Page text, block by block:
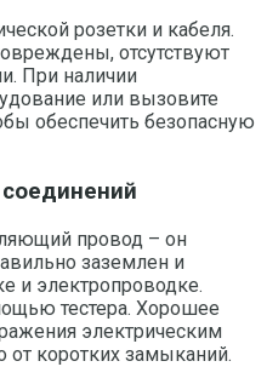
розетки и кабеля.
отсутствуют
При наличии
или вызовите
обеспечить безопасную
провод – он
заземлен и
и электропроводке.
тестера. Хорошее
электрическим
от коротких замыканий.